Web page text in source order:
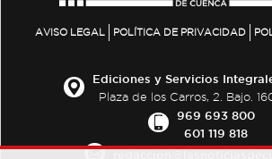
AVISO LEGAL POLÍTICA DE PRIVACIDAD
Ediciones y Servicios
Plaza de los Carros, 2. Bajo.
969 693 800
601 119 818